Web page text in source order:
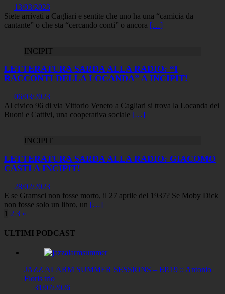
13/03/2023
Siete arrivati a Cagliari e sentite che uno ha una “camicia da
cantante” o che sta “cercando conti” o ancora […]
INCIPIT
LETTERATURA SARDA ALLA RADIO: “I
RACCONTI DELLA LOCANDA” A INCIPIT!
06/03/2023
Al civico 96 di via Vittorio Veneto a Cagliari si trova la Locanda dei
Buoni e Cattivi, una cooperativa sociale […]
INCIPIT
LETTERATURA SARDA ALLA RADIO: GIACOMO
CASTI A INCIPIT!
28/02/2023
E se Gramsci non fosse morto, il 27 aprile del 1937? Se Moby Dick
non fosse solo un libro, un […]
Paginazione
degli
1 2 3 »
ULTIMI PODCAST
JAZZ ALARM SUMMER SESSIONS – EP.19 :: Antonio
Floris trio
31/07/2026